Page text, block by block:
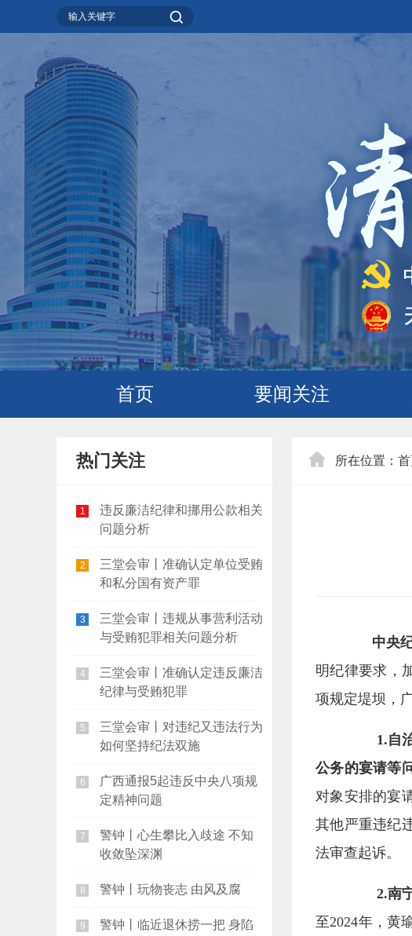
首页 要闻关注
热门关注
1
违反廉洁纪律和挪用公款相关
问题分析
2
三堂会审丨准确认定单位受贿
和私分国有资产罪
3
三堂会审丨违规从事营利活动
与受贿犯罪相关问题分析
4
三堂会审丨准确认定违反廉洁
纪律与受贿犯罪
5
三堂会审丨对违纪又违法行为
如何坚持纪法双施
6
广西通报5起违反中央八项规
定精神问题
7
警钟丨心生攀比入歧途 不知
收敛坠深渊
8 警钟丨玩物丧志 由风及腐
9
警钟丨临近退休捞一把 身陷
所在位置：
中央纪
明纪律要求，
项规定堤坝，
1.自治
公务的宴请等
对象安排的宴
其他严重违纪
法审查起诉。
2.南
至2024年，黄